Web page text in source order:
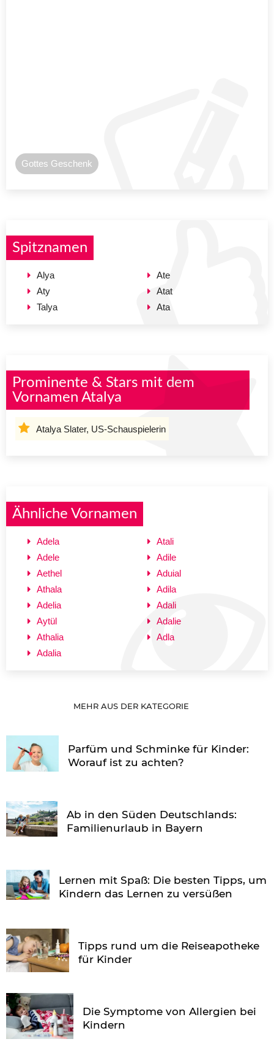
Gottes Geschenk
Spitznamen
Alya
Aty
Talya
Ate
Atat
Ata
Prominente & Stars mit dem
Vornamen Atalya
Atalya Slater, US-Schauspielerin
Ähnliche Vornamen
Adela
Adele
Aethel
Athala
Adelia
Aytül
Athalia
Adalia
Atali
Adile
Aduial
Adila
Adali
Adalie
Adla
MEHR AUS DER KATEGORIE
Parfüm und Schminke für Kinder:
Worauf ist zu achten?
Ab in den Süden Deutschlands:
Familienurlaub in Bayern
Lernen mit Spaß: Die besten Tipps, um
Kindern das Lernen zu versüßen
Tipps rund um die Reiseapotheke
für Kinder
Die Symptome von Allergien bei
Kindern